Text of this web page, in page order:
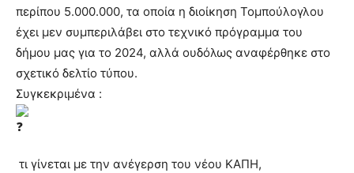
περίπου 5.000.000, τα οποία η διοίκηση Τομπούλογλου
έχει μεν συμπεριλάβει στο τεχνικό πρόγραμμα του
δήμου μας για το 2024, αλλά ουδόλως αναφέρθηκε στο
σχετικό δελτίο τύπου.
Συγκεκριμένα :
τι γίνεται με την ανέγερση του νέου ΚΑΠΗ,